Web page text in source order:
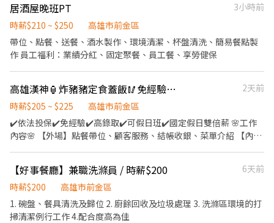
入！ 排班制，週二～週日
居酒屋晚班PT
3小時前
時薪$210 ~ $250
高雄市前金區
帶位、點餐、送餐、酒水製作、環境清潔、杯盤清洗、簡易餐點製
作 員工福利：業績分紅、固定聚餐、員工餐、享勞健保
高雄漢神🏮炸豬豬定食蓋飯🥢免經驗💓高錄取🔥🔥
2天前
時薪$205 ~ $225
高雄市前金區
✔️依法投保✔️免經驗✔️高錄取✔️可假日班✔️國定假日雙倍薪 🌸工作
內容🌸 【外場】點餐帶位、顧客服務、結帳收銀、菜單介紹 【內
時數越多，時薪越高) 🌸休假制度🌸 排休制 (一周排班至少四天，假
日需可配合排班) 🌸上班地點🌸 高雄市前金區 成功一路266之1號
(漢神百貨) ▁▁▁▁▁▁▁▁▁▁▁▁▁▁▁▁▁▁▁ 🚨預約面試
♡快速安排👉https://lin.ee/OUI2Tm1 ♡截圖職缺文♡私訊留下 ⌜
【好事餐廳】兼職洗滌員 / 時薪$200
6天前
時薪$200
高雄市前金區
1. 碗盤、餐具清洗及歸位 2. 廚餘回收及垃圾處理 3. 洗滌區環境的打
掃清潔例行工作 4.配合度高為佳